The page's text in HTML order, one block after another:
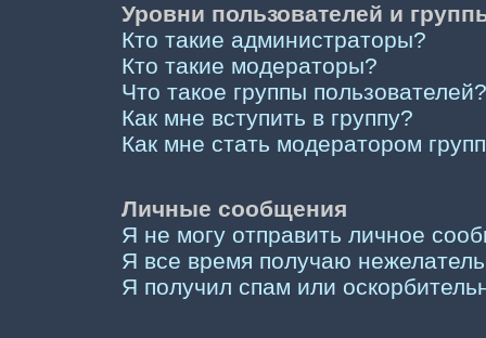
Уровни пользователей и
Кто такие администраторы?
Кто такие модераторы?
Что такое группы пользователей?
Как мне вступить в группу?
Как мне стать модератором
Личные сообщения
Я не могу отправить личное
Я все время получаю
Я получил спам или